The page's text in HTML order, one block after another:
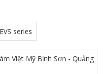
EVS series
Việt Mỹ Bình Sơn - Quảng